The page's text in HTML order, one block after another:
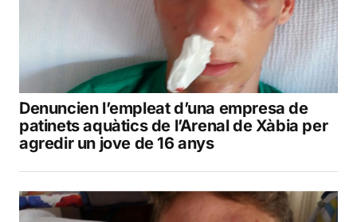
Denuncien l’empleat d’una empresa de
patinets aquàtics de l’Arenal de Xàbia per
agredir un jove de 16 anys